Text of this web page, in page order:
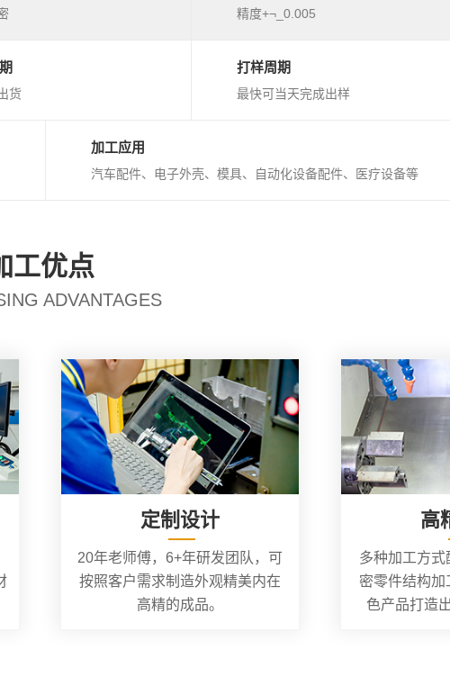
精度+¬_0.005
货
打样周期
最快可当天完成出样
加工应用
汽车配件、电子外壳、模具、自动化设备配件、医疗设备等
工优点
ADVANTAGES
定制设计
20年老师傅，6+年研发团队，可
按照客户需求制造外观精美内在
高精的成品。
高
多种加工方
密零件结构加
色产品打造